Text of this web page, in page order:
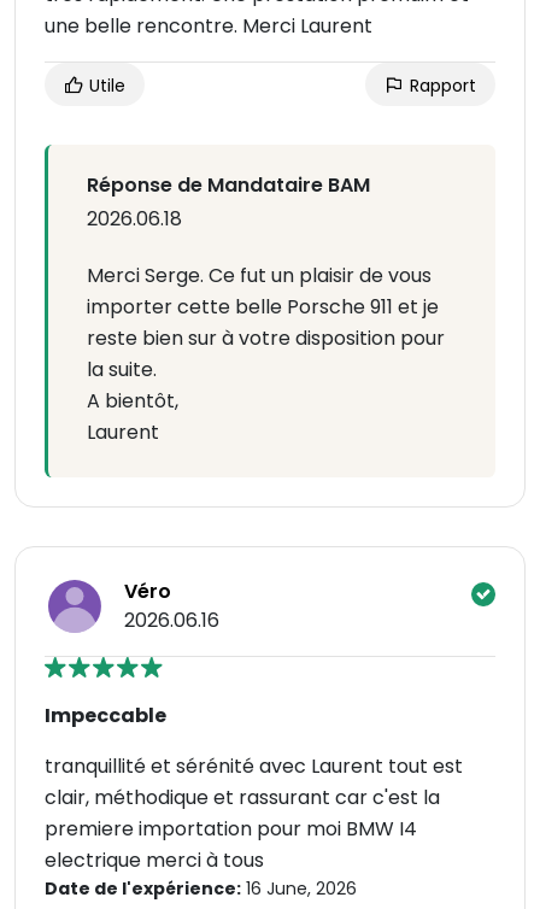
une belle rencontre. Merci Laurent
Utile Rapport
Réponse de Mandataire BAM
2026.06.18
Merci Serge. Ce fut un plaisir de vous
importer cette belle Porsche 911 et je
reste bien sur à votre disposition pour
la suite.
A bientôt,
Laurent
Véro
2026.06.16
Impeccable
tranquillité et sérénité avec Laurent tout est
clair, méthodique et rassurant car c'est la
premiere importation pour moi BMW I4
electrique merci à tous
Date de l'expérience: 16 June, 2026